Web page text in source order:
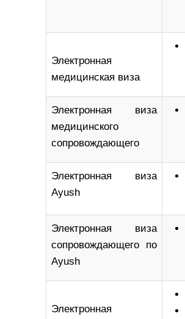
Электронная
медицинская виза
Электронная виза
медицинского
сопровождающего
Электронная виза
Ayush
Электронная виза
сопровождающего по
Ayush
Электронная